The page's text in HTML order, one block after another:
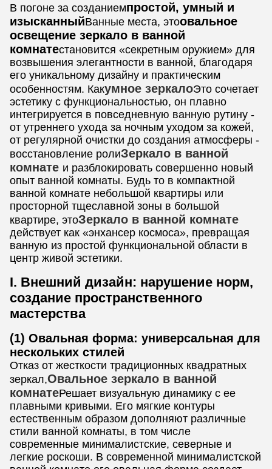
В погоне за созданиемпростой, умный и
изысканныйВанные места, этоовальное
освещение зеркало в ванной
комнатестановится «секретным оружием» для
возвышения элегантности в ванной, благодаря
его уникальному дизайну и практическим
особенностям. Какумное зеркалоЭто сочетает
эстетику с функциональностью, он плавно
интегрируется в повседневную ванную рутину -
от утреннего ухода за ночным уходом за кожей,
от регулярной очистки до создания атмосферы -
восстановление ролиЗеркало в ванной
комнате и разблокировать совершенно новый
опыт ванной комнаты. Будь то в компактной
ванной комнате небольшой квартиры или
просторной тщеславной зоны в большой
квартире, этоЗеркало в ванной комнате
действует как «энхансер космоса», превращая
ванную из простой функциональной области в
центр живой эстетики.
I. Внешний дизайн: нарушение норм,
создание пространственного
мастерства
(1) Овальная форма: универсальная для
нескольких стилей
Отказ от жесткости традиционных квадратных
зеркал,Овальное зеркало в ванной
комнатеРешает визуальную динамику с ее
плавными кривыми. Его мягкие контуры
естественным образом дополняют различные
стили ванной комнаты, в том числе
современные минималистские, северные и
легкие роскоши. В современной минималистской